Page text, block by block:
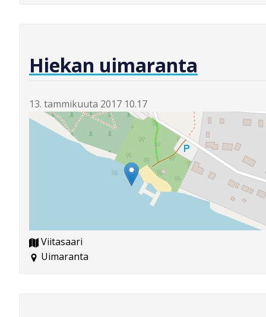
Hiekan uimaranta
13. tammikuuta 2017 10.17
Viitasaari
Uimaranta